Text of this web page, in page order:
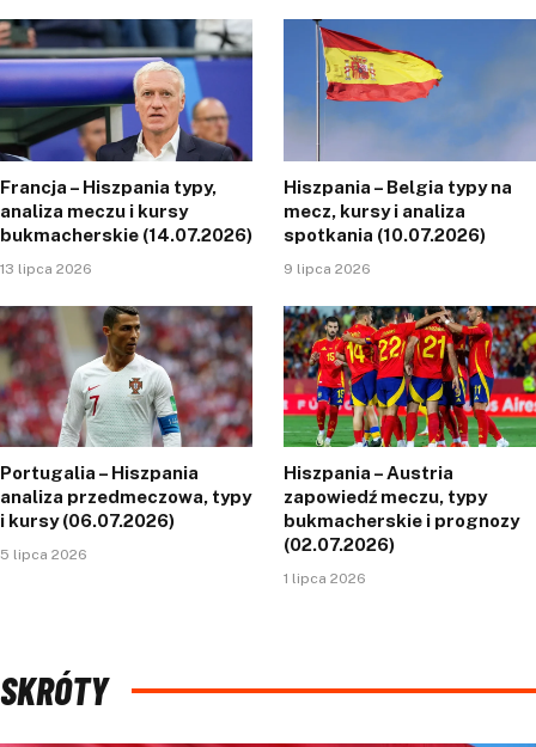
Francja – Hiszpania typy,
analiza meczu i kursy
bukmacherskie (14.07.2026)
13 lipca 2026
Hiszpania – Belgia typy na
mecz, kursy i analiza
spotkania (10.07.2026)
9 lipca 2026
Portugalia – Hiszpania
analiza przedmeczowa, typy
i kursy (06.07.2026)
5 lipca 2026
Hiszpania – Austria
zapowiedź meczu, typy
bukmacherskie i prognozy
(02.07.2026)
1 lipca 2026
SKRÓTY